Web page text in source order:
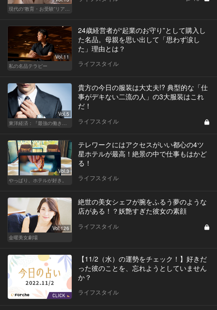
現代の“教育・お受験”リアルドキュメント
Vol.11
私の名品テラピー
24歳経営者が“起業のお守り”として購入し
た名品。母親を思い出して「思わず涙し
た」理由とは？
ライフスタイル
Vol.5
東洋経済：『最強の働き方』『一流の育て方』
貴方の今日の服装は大丈夫!? 典型的な「仕
事がデキない二流の人」の3大服装はこれ
だ！
ライフスタイル
Vol.3
やっぱり、ホテルが好き。
テレワークにはアクセスがいい都心の4ツ
星ホテルが最高！絶景の中で仕事もはかど
る！
ライフスタイル
Vol.126
金曜美女劇場
絶世の美女シェフが腕をふるう夢のような
店がある！？妖艶すぎた彼女の素顔
ライフスタイル
【11/2（水）の運勢をチェック！】好きだ
った彼のことを、忘れようとしていません
か？
ライフスタイル